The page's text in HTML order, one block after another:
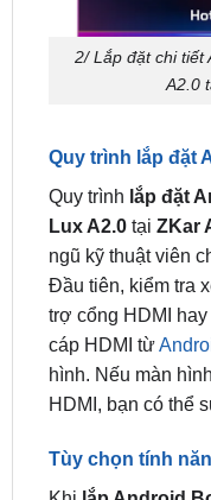
A2.0
Quy trình lắp đặt
Lux A2.0tạiZKar
ngũ kỹ thuật viên
Đầu tiên, kiểm tra
trợ cổng HDMI
cáp HDMI từ
hình. Nếu màn
HDMI, bạn có thể
Tùy chọn tính
người dùng có thể